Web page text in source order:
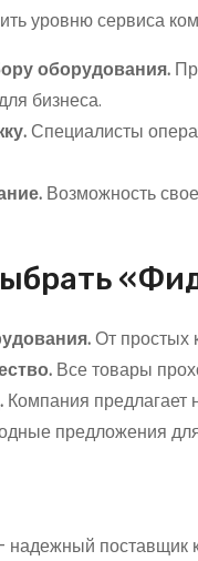
уровню сервиса
оборудования.
бизнеса.
Специалисты
Возможность
От простых
Все товары
Компания предлагает
предложения
поставщик